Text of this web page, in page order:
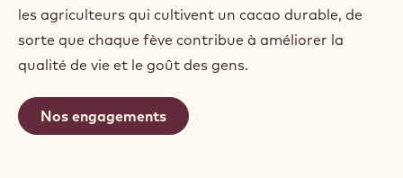
les agriculteurs qui cultivent un cacao durable, de
sorte que chaque fève contribue à améliorer la
qualité de vie et le goût des gens.
Nos engagements